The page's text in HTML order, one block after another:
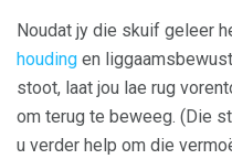
Noudat jy die skuif geleer
houding en
stoot, laat jou lae rug
om terug te beweeg. (Die
u verder help om die